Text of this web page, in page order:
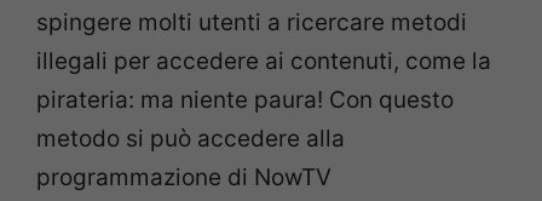
spingere molti utenti a ricercare metodi
illegali per accedere ai contenuti, come la
pirateria: ma niente paura! Con questo
metodo si può accedere alla
programmazione di NowTV